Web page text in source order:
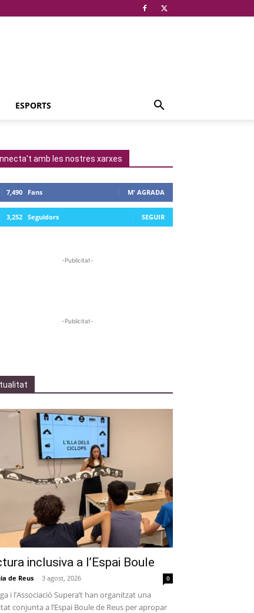
ESPORTS
amb les nostres xarxes
7,490 Fans M' AGRADA
3,252 Seguidors SEGUIR
-Publicitat-
-Publicitat-
inclusiva a l’Espai Boule
de Reus - 3 agost, 2026 0
i l’Associació Supera’t han organitzat una
conjunta a l’Espai Boule de Reus per apropar